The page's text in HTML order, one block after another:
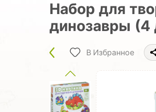
Набор для
динозавры (4
В Избранное